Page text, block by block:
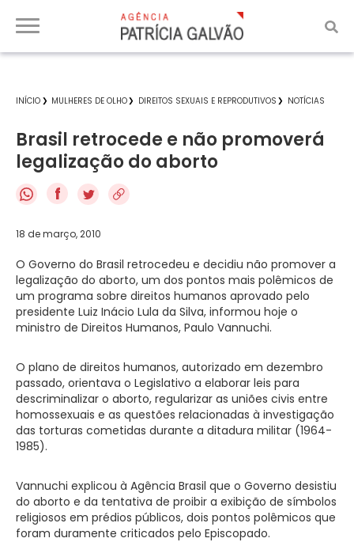
INÍCIO MULHERES DE OLHO DIREITOS SEXUAIS E REPRODUTIVOS NOTÍCIAS
Brasil retrocede e não promoverá
legalização do aborto
f
18 de março, 2010
O Governo do Brasil retrocedeu e decidiu não promover a
legalização do aborto, um dos pontos mais polêmicos de
um programa sobre direitos humanos aprovado pelo
presidente Luiz Inácio Lula da Silva, informou hoje o
ministro de Direitos Humanos, Paulo Vannuchi.
O plano de direitos humanos, autorizado em dezembro
passado, orientava o Legislativo a elaborar leis para
descriminalizar o aborto, regularizar as uniões civis entre
homossexuais e as questões relacionadas à investigação
das torturas cometidas durante a ditadura militar (1964-
1985).
Vannuchi explicou à Agência Brasil que o Governo desistiu
do aborto e da tentativa de proibir a exibição de símbolos
religiosos em prédios públicos, dois pontos polêmicos que
foram duramente criticados pelo Episcopado.